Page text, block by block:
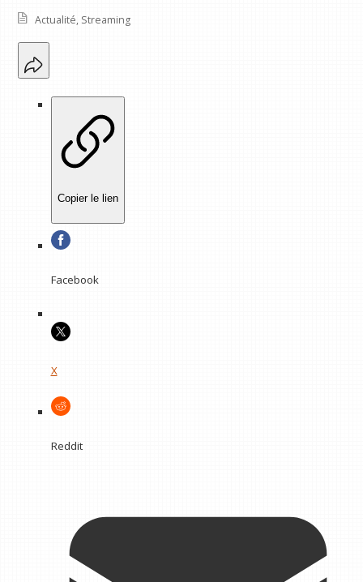
Actualité, Streaming
Copier le lien
Facebook
X
Reddit